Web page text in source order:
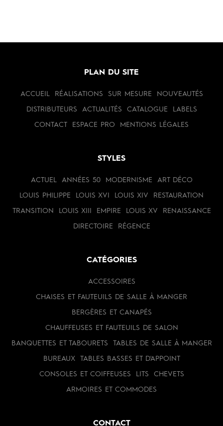
PLAN DU SITE
ACCUEIL RÉALISATIONS SUR MESURE NOUVEAUTÉS
DISTRIBUTEURS ACTUALITÉS CATALOGUE LABELS
CONTACT ESPACE PRO MENTIONS LÉGALES
STYLES
ACTUEL ANNÉES 50 MODERNISME ART DÉCO
LOUIS PHILIPPE LOUIS XVI LOUIS XIV RESTAURATION
TRANSITION LOUIS XIII EMPIRE LOUIS XV RENAISSANCE
DIRECTOIRE RÉGENCE
CATÉGORIES
ACCESSOIRES
CHAISES ET FAUTEUILS DE SALLE À MANGER
BERGÈRES ET CANAPÉS
CHAUFFEUSES ET FAUTEUILS DE SALON
BANQUETTES ET TABOURETS TABLES DE SALLE À MANGER
BUREAUX TABLES BASSES ET D'APPOINT
CONSOLES ET COIFFEUSES LITS CHEVETS
ARMOIRES ET COMMODES
CONTACT